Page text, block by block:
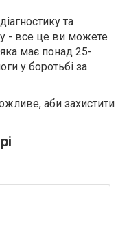
та
- все це ви можете
має понад 25-
у боротьбі за
аби захистити